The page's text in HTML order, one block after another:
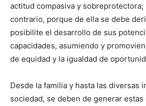
actitud compasiva y sobreprotectora;
contrario, porque de ella se debe
posibilite el desarrollo de sus
capacidades, asumiendo y
de equidad y la igualdad de
Desde la familia y hasta las diversas
sociedad, se deben de generar